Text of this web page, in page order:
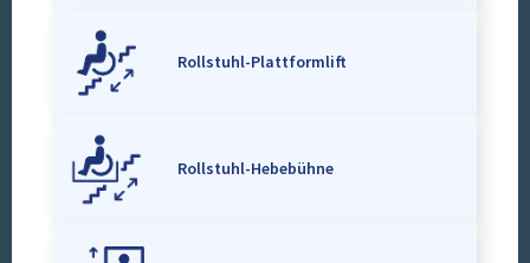
Rollstuhl-Plattformlift
Rollstuhl-Hebebühne